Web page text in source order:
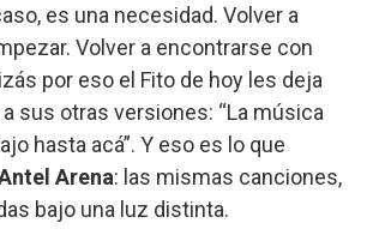
es una necesidad. Volver a
Volver a encontrarse con
por eso el Fito de hoy les deja
sus otras versiones: “La música
hasta acá”. Y eso es lo que
Arena: las mismas canciones,
bajo una luz distinta.